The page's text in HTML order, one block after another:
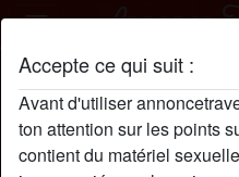
Accepte ce qui suit :
Avant d'utiliser
ton attention sur les points
contient du matériel
MarieBaugé profil